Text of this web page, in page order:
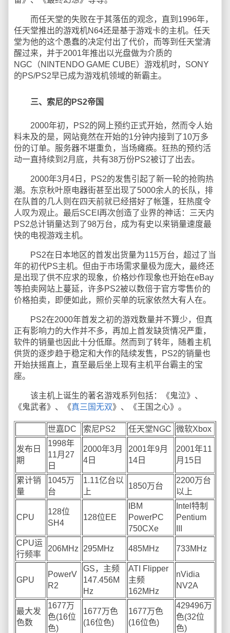
而任天堂的失败在于其落伍的观念，直到1996年，
任天堂推出的游戏机N64还是基于游戏卡的主机。任天
堂为他的这个愚蠢的决定付出了代价，而等到任天堂清
醒过来，并于2001年推出以光盘做为介质的
NGC（NINTENDO GAME CUBE）游戏机时，SONY
的PS/PS2早已成为游戏机领域的新霸主。
三、索尼的PS2帝国
2000年初，PS2的网上预约正式开始，然而令人始
料未及的是，网站竟然在开始的1分钟内接到了10万多
份的订单。服务器不堪重负，当场瘫痪。狂热的预约活
动一直持续到2月底，共有38万份PS2被订了出去。
2000年3月4日，PS2的发售引起了新一轮的抢购热
潮。东京秋叶原电器街甚至出现了5000余人的长队，排
在队首的几人则在四天前就已经搭好了帐篷，狂热度令
人叹为观止。最后SCEI再次创造了业界的神话：三天内
PS2总计销量达到了98万台，成为有史以来销量速度最
快的电视游戏主机。
PS2在日本地区的首发出货量为115万台，超过了当
年的初代PS主机。但由于市场需求量极为庞大，最终还
是出现了供不应求的现象，价格炒作现象也开始在eBay
等拍卖网站上蔓延，许多PS2被以数倍于官方零售价的
价格拍卖，即便如此，照价买单的玩家依然大有人在。
PS2在2000年首发之初的游戏数量并不算少，但真
正有影响力的大作并不多，再加上首发缺货情况严重，
软件的销量也因此十分低靡。然而到了转年，随着主机
供货的逐步趋于稳定和大作的陆续发售，PS2的销量也
开始扶摇直上，直至最后坐上现有主机平台霸主的宝
座。
该主机上诞生的著名游戏系列包括：《鬼泣》、
《鬼武者》、《真三国无双》、《王国之心》。
世嘉DC 索尼PS2 任天堂NGC 微软Xbox
发布日
期
1998年
11月27
日
2000年3月
4日
2001年9月
14日
2001年11
月15日
累计销
量
1045万
台
1.11亿台以
上
1850万台
2200万台
以上
CPU
128位
SH4
128位EE
IBM
PowerPC
750CXe
Intel特制
Pentium
CPU运
行频率
206MHz 295MHz 485MHz 733MHz
GPU
PowerV
R2
GS，主频
147.456M
Hz
ATI Flipper
主频
162MHz
nVidia
NV2A
最大发
色数
1677万
色(16位
色)
1677万色
(16位色)
1677万色
(16位色)
429496万
色(32位
色)